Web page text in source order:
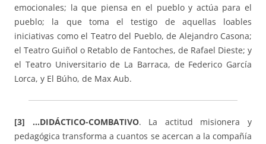
emocionales; la que piensa en el pueblo y actúa para el
pueblo; la que toma el testigo de aquellas loables
iniciativas como el Teatro del Pueblo, de Alejandro Casona;
el Teatro Guiñol o Retablo de Fantoches, de Rafael Dieste; y
el Teatro Universitario de La Barraca, de Federico García
Lorca, y El Búho, de Max Aub.
[3] …DIDÁCTICO-COMBATIVO. La actitud misionera y
pedagógica transforma a cuantos se acercan a la compañía